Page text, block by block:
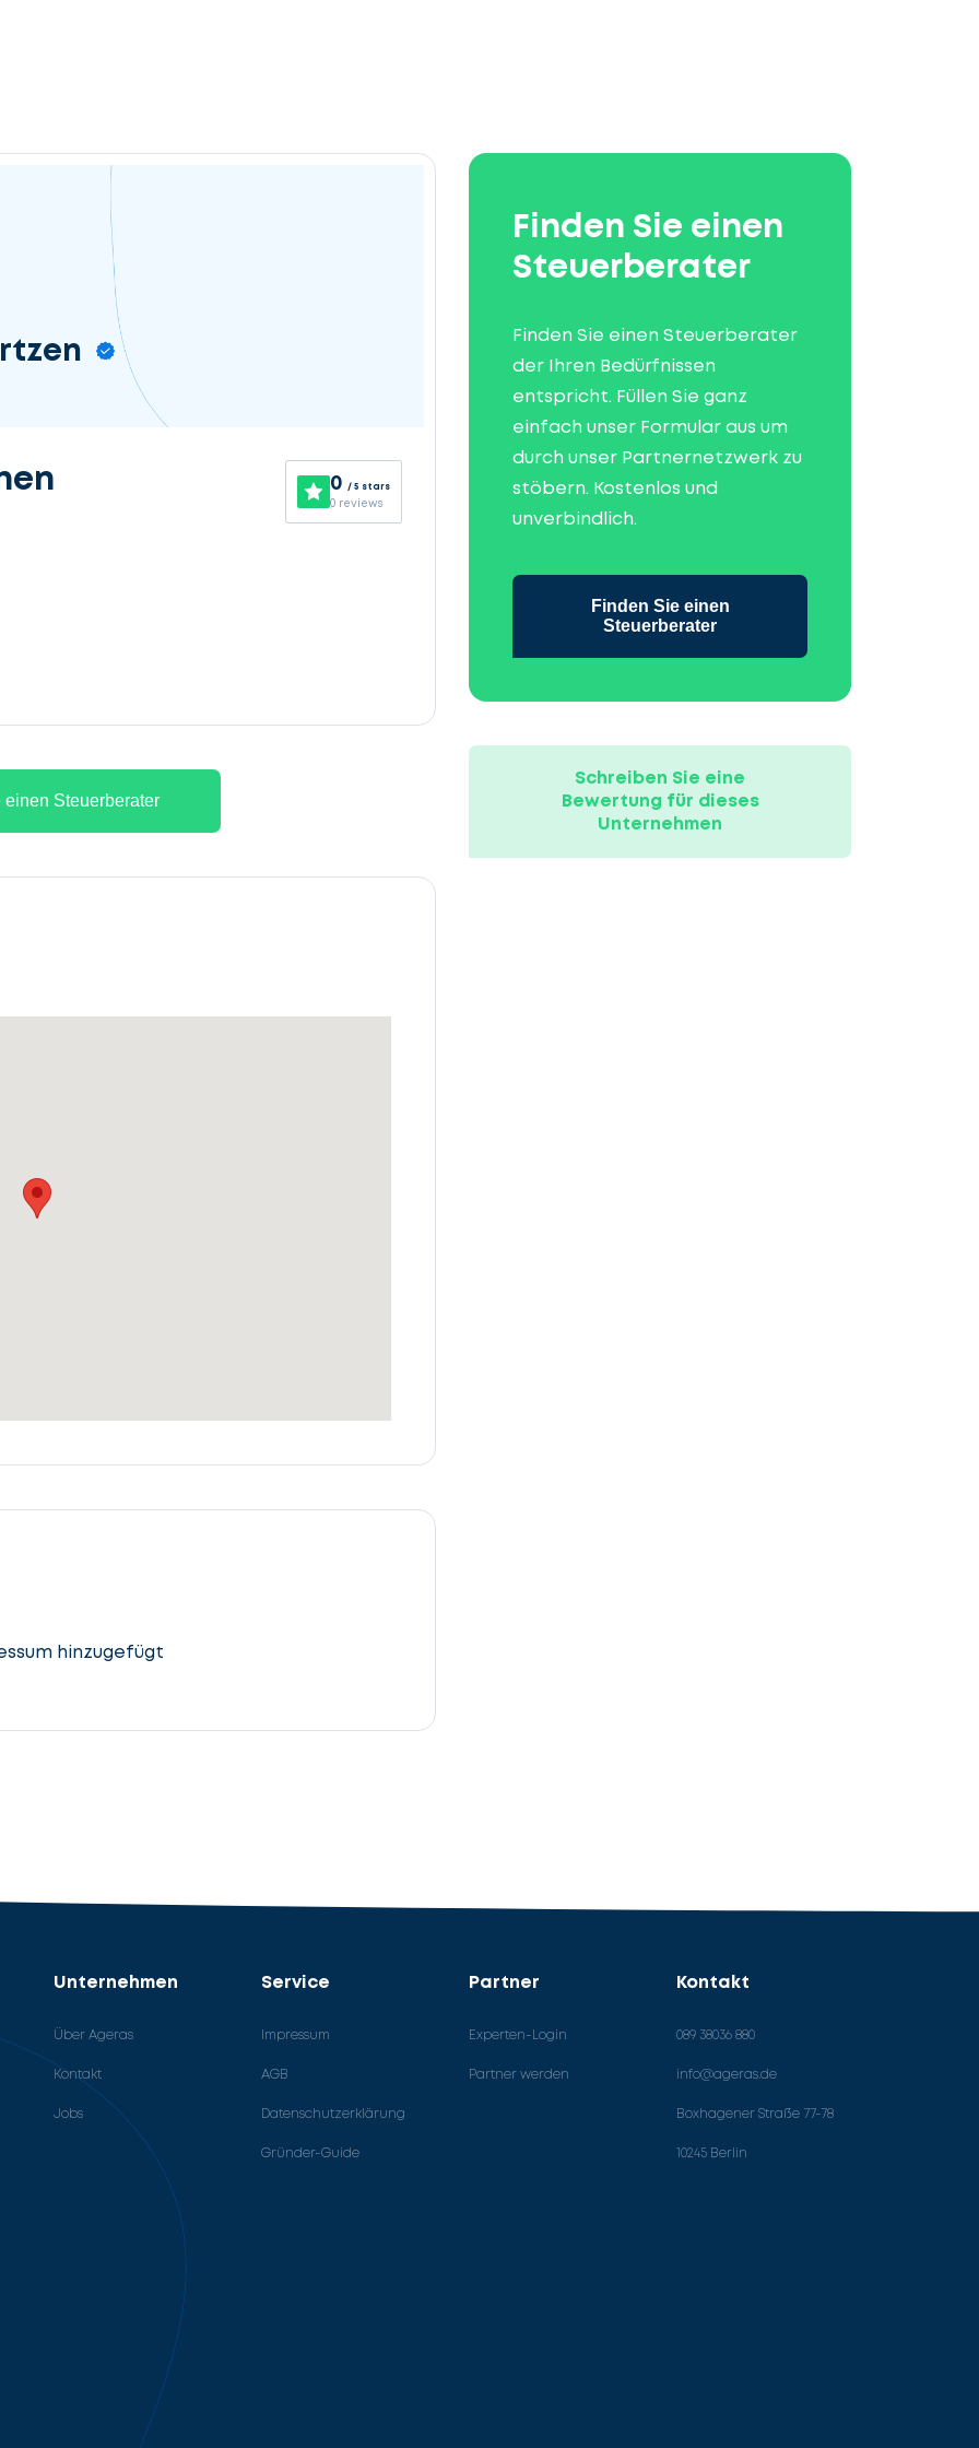
0 / 5 stars
0 reviews
einen Steuerberater
hinzugefügt
Finden Sie einen
Steuerberater
Finden Sie einen Steuerberater
der Ihren Bedürfnissen
entspricht. Füllen Sie ganz
einfach unser Formular aus um
durch unser Partnernetzwerk zu
stöbern. Kostenlos und
unverbindlich.
Finden Sie einen
Steuerberater
Schreiben Sie eine
Bewertung für dieses
Unternehmen
Unternehmen
Über Ageras
Kontakt
Jobs
Service
Impressum
AGB
Datenschutzerklärung
Gründer-Guide
Partner
Experten-Login
Partner werden
Kontakt
089 38036 880
info@ageras.de
Boxhagener Straße 77-78
10245 Berlin